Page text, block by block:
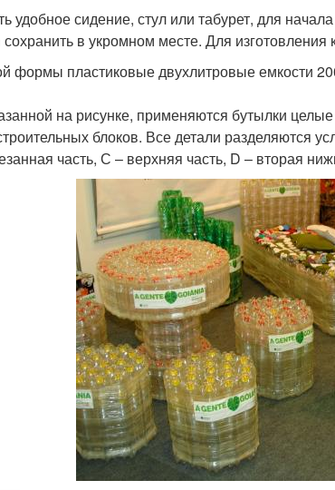
удобное сидение, стул или табурет, для
сохранить в укромном месте. Для изготовления
формы пластиковые двухлитровые емкости
на рисунке, применяются бутылки
блоков. Все детали разделяются
часть, С – верхняя часть, D – вторая